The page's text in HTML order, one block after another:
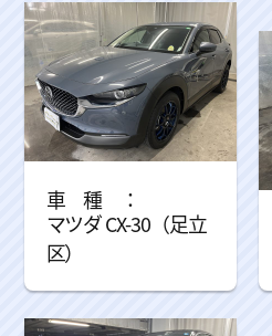
マツダ CX-30（足立
区）